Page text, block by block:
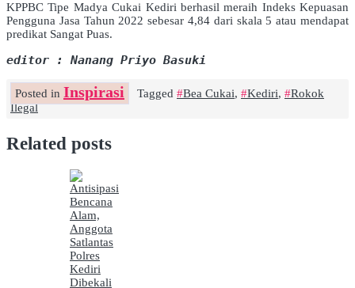
KPPBC Tipe Madya Cukai Kediri berhasil meraih Indeks Kepuasan
Pengguna Jasa Tahun 2022 sebesar 4,84 dari skala 5 atau mendapat
predikat Sangat Puas.
editor : Nanang Priyo Basuki
Posted in Inspirasi Tagged Bea Cukai, Kediri,
Rokok
Ilegal
Related posts